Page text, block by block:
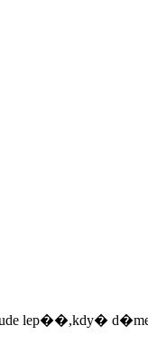
lep��,kdy�